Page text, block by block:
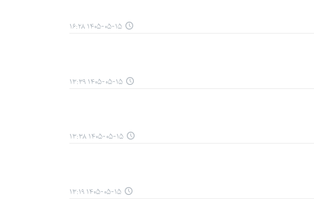
۱۴۰۵-۰۵-۱۵ ۱۶:۲۸
۱۴۰۵-۰۵-۱۵ ۱۳:۳۹
۱۴۰۵-۰۵-۱۵ ۱۳:۳۸
۱۴۰۵-۰۵-۱۵ ۱۳:۱۹